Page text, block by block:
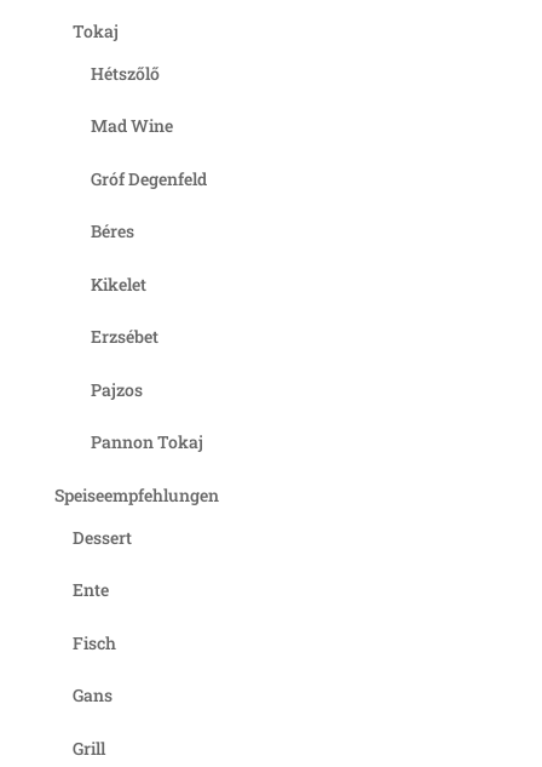
Tokaj
Hétszőlő
Mad Wine
Gróf Degenfeld
Béres
Kikelet
Erzsébet
Pajzos
Pannon Tokaj
Speiseempfehlungen
Dessert
Ente
Fisch
Gans
Grill